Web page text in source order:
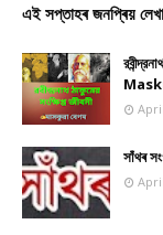
এই সপ্তাহৰ জনপ্ৰিয় লেখা
সাঁথৰ